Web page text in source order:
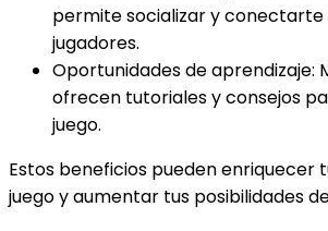
permite socializar y
jugadores.
Oportunidades de aprendizaje:
ofrecen tutoriales y consejos
juego.
Estos beneficios pueden enriquecer
juego y aumentar tus posibilidades